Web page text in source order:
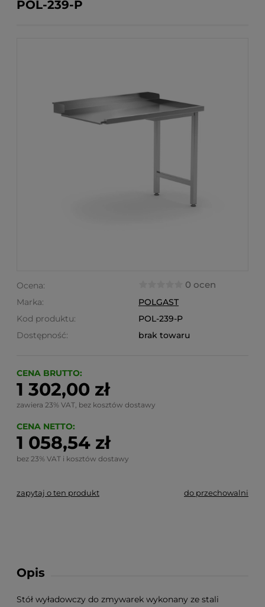
POL-239-P
Ocena: 0 ocen
Marka:
POLGAST
Kod produktu:
POL-239-P
Dostępność:
brak towaru
CENA BRUTTO:
1 302,00 zł
zawiera 23% VAT, bez kosztów dostawy
CENA NETTO:
1 058,54 zł
bez 23% VAT i kosztów dostawy
zapytaj o ten produkt do przechowalni
Opis
Stół wyładowczy do zmywarek wykonany ze stali